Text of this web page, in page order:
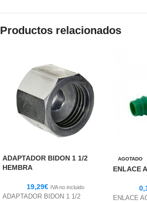
Productos relacionados
ADAPTADOR BIDON 1 1/2
HEMBRA
19,29€ IVA no incluido
ADAPTADOR BIDON 1 1/2
AGOTADO
ENLACE
ENLACE